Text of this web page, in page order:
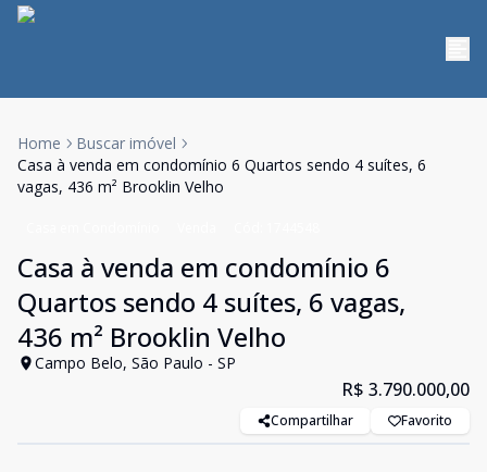
Home
Buscar imóvel
Casa à venda em condomínio 6 Quartos sendo 4 suítes, 6
vagas, 436 m² Brooklin Velho
Casa à venda em condomínio 6
Quartos sendo 4 suítes, 6 vagas,
436 m² Brooklin Velho
Campo Belo, São Paulo - SP
R$ 3.790.000,00
Compartilhar Favorito